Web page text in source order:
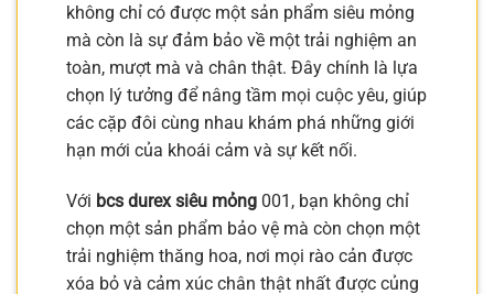
không chỉ có được một sản phẩm siêu mỏng
mà còn là sự đảm bảo về một trải nghiệm an
toàn, mượt mà và chân thật. Đây chính là lựa
chọn lý tưởng để nâng tầm mọi cuộc yêu, giúp
các cặp đôi cùng nhau khám phá những giới
hạn mới của khoái cảm và sự kết nối.
Với bcs durex siêu mỏng 001, bạn không chỉ
chọn một sản phẩm bảo vệ mà còn chọn một
trải nghiệm thăng hoa, nơi mọi rào cản được
xóa bỏ và cảm xúc chân thật nhất được củng